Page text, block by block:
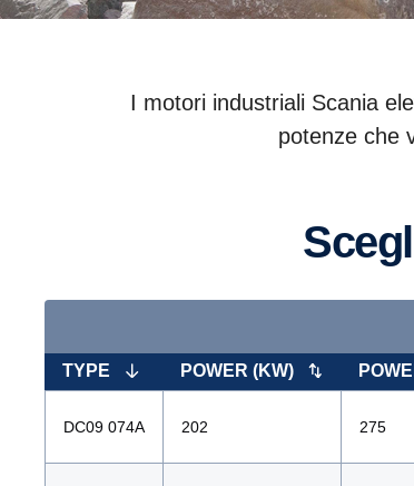
I motori industriali Scania
potenze che
TYPE POWER (KW)
DC09 074A 202 275